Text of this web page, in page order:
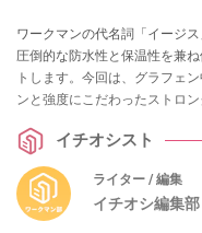
ワークマンの代名詞「イージ
圧倒的な防水性と保温性を兼
トします。今回は、グラフェ
ンと強度にこだわったストロ
イチオシスト
ライター / 編集
イチオシ編集